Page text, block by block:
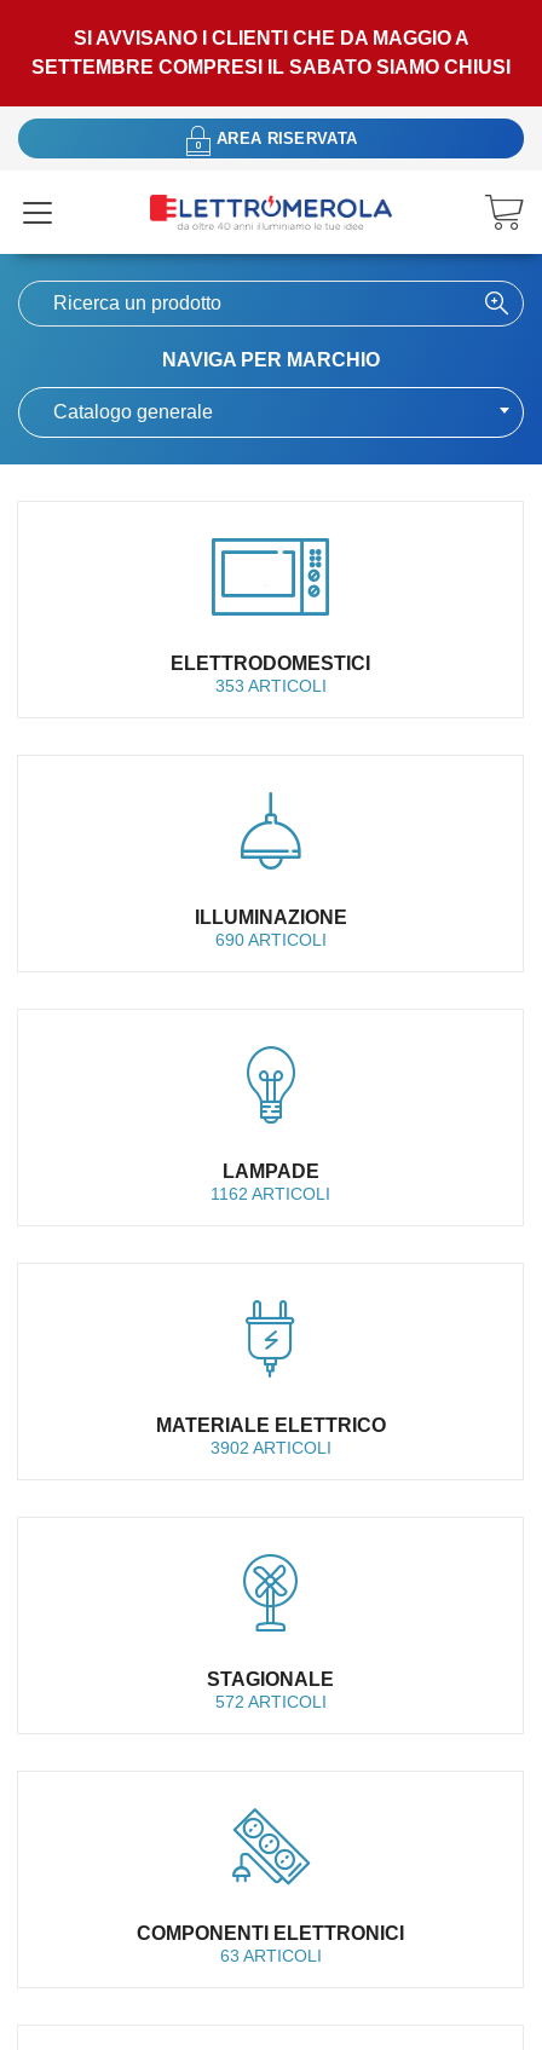
SI AVVISANO I CLIENTI CHE DA MAGGIO A
SETTEMBRE COMPRESI IL SABATO SIAMO CHIUSI
AREA RISERVATA
NAVIGA PER MARCHIO
Catalogo generale
ELETTRODOMESTICI
353 ARTICOLI
ILLUMINAZIONE
690 ARTICOLI
LAMPADE
1162 ARTICOLI
MATERIALE ELETTRICO
3902 ARTICOLI
STAGIONALE
572 ARTICOLI
COMPONENTI ELETTRONICI
63 ARTICOLI